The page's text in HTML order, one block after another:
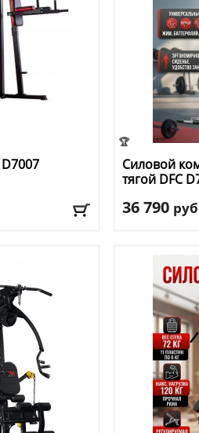
D7007
🏆
Силовой
тягой DFC
36 790
Доставка: